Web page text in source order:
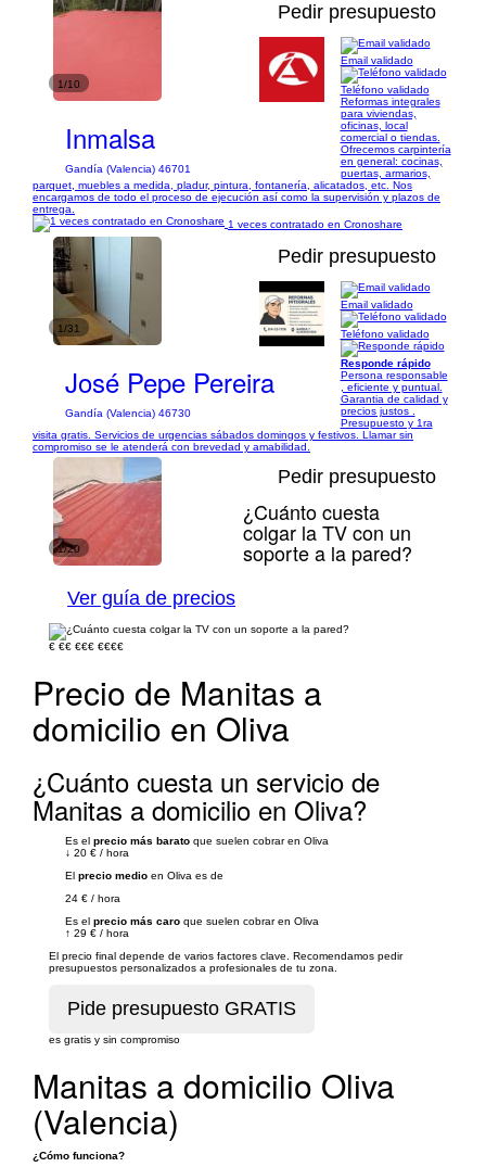
1/10
Pedir presupuesto
Inmalsa
Gandía (Valencia) 46701
Email validado
Teléfono validado
Reformas integrales
para viviendas,
oficinas, local
comercial o tiendas.
Ofrecemos carpintería
en general: cocinas,
puertas, armarios,
parquet, muebles a medida, pladur, pintura, fontanería, alicatados, etc. Nos
encargamos de todo el proceso de ejecución así como la supervisión y plazos de
entrega.
1 veces contratado en Cronoshare
1/31
Pedir presupuesto
José Pepe Pereira
Gandía (Valencia) 46730
Email validado
Teléfono validado
Responde rápido
Persona responsable
, eficiente y puntual.
Garantia de calidad y
precios justos .
Presupuesto y 1ra
visita gratis. Servicios de urgencias sábados domingos y festivos. Llamar sin
compromiso se le atenderá con brevedad y amabilidad.
1/20
Pedir presupuesto
¿Cuánto cuesta
colgar la TV con un
soporte a la pared?
Ver guía de precios
€ €€ €€€ €€€€
Precio de Manitas a
domicilio en Oliva
¿Cuánto cuesta un servicio de
Manitas a domicilio en Oliva?
Es el precio más barato que suelen cobrar en Oliva
↓ 20 € / hora
El precio medio en Oliva es de
24 € / hora
Es el precio más caro que suelen cobrar en Oliva
↑ 29 € / hora
El precio final depende de varios factores clave. Recomendamos pedir
presupuestos personalizados a profesionales de tu zona.
es gratis y sin compromiso
Manitas a domicilio Oliva
(Valencia)
¿Cómo funciona?